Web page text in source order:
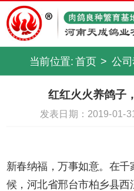
当前位置: 首页 > 公
红红火火养鸽子
发表日期：2019-01-
新春纳福，万事如意。在
候，河北省邢台市柏乡县